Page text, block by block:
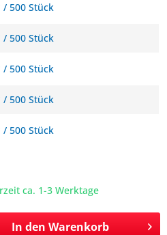
/ 500 Stück
/ 500 Stück
/ 500 Stück
/ 500 Stück
/ 500 Stück
ca. 1-3 Werktage
In den Warenkorb